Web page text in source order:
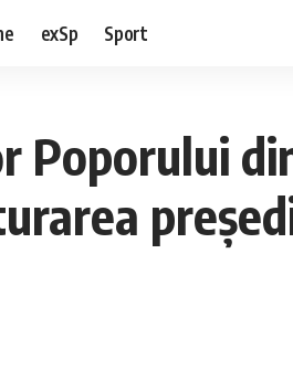
exSp Sport
Poporului